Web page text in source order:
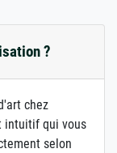
?
chez
intuitif qui vous
selon